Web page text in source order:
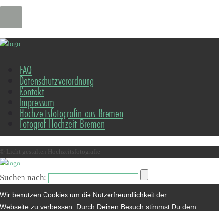
FAQ
Datenschutzverordnung
Kontakt
Impressum
Hochzeitsfotografin aus Bremen
Fotograf Hochzeit Bremen
© Licht-gestalten Hochzeitsfotografie
Suchen nach:
Wir benutzen Cookies um die Nutzerfreundlichkeit der
Webseite zu verbessen. Durch Deinen Besuch stimmst Du dem